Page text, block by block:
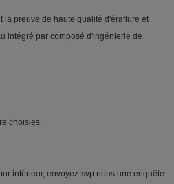
la preuve de haute qualité d'éraflure et
intégré par composé d'ingénierie de
choisies.
intérieur, envoyez-svp nous une enquête.